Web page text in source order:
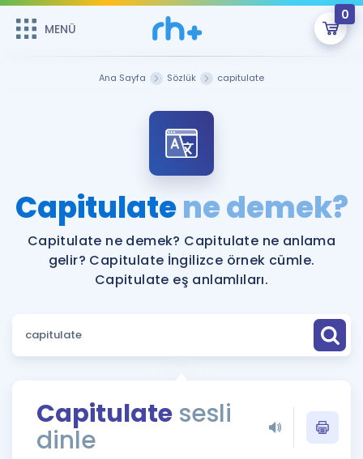
MENÜ
0
ÜYE DEĞİLİM
Sepetin Şu An Boş.
Remzi Hoca ile seni sınava hazırlayacak onlarca eğitim seni
bekliyor!
MENÜ
Katılımcı Görüşleri
Faydalı Araçlar
Sözlük
Rehberlik Aracı
ÖSYM Sınav Takvimi
Hakkımızda
Ana Sayfa Sözlük capitulate
Capitulatene demek?
Capitulate ne demek? Capitulate ne anlama
gelir? Capitulate İngilizce örnek cümle.
Capitulate eş anlamlıları.
Capitulate sesli
dinle